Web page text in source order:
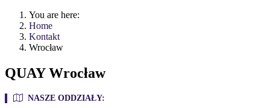
You are here:
Home
Kontakt
Wrocław
QUAY Wrocław
NASZE ODDZIAŁY: